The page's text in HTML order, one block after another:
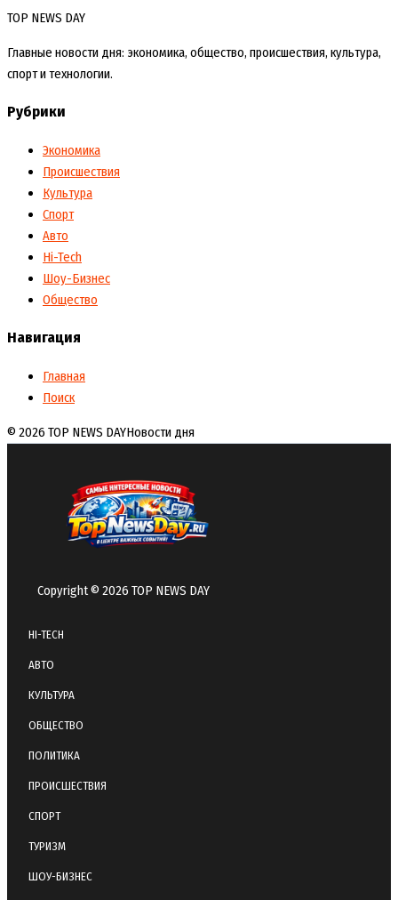
TOP NEWS DAY
Главные новости дня: экономика, общество, происшествия, культура,
спорт и технологии.
Рубрики
Экономика
Происшествия
Культура
Спорт
Авто
Hi-Tech
Шоу-Бизнес
Общество
Навигация
Главная
Поиск
© 2026 TOP NEWS DAYНовости дня
Copyright © 2026 TOP NEWS DAY
HI-TECH
АВТО
КУЛЬТУРА
ОБЩЕСТВО
ПОЛИТИКА
ПРОИСШЕСТВИЯ
СПОРТ
ТУРИЗМ
ШОУ-БИЗНЕС